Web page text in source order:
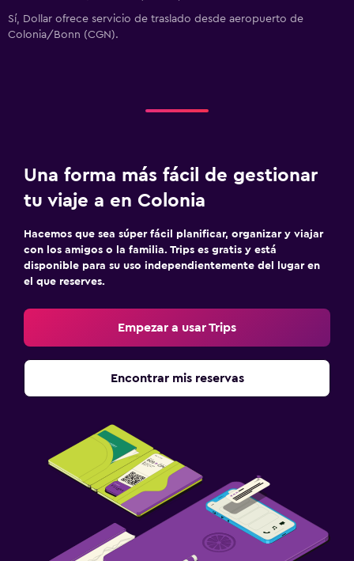
Sí, Dollar ofrece servicio de traslado desde aeropuerto de
Colonia/Bonn (CGN).
Una forma más fácil de gestionar
tu viaje a en Colonia
Hacemos que sea súper fácil planificar, organizar y viajar
con los amigos o la familia. Trips es gratis y está
disponible para su uso independientemente del lugar en
el que reserves.
Empezar a usar Trips
Encontrar mis reservas